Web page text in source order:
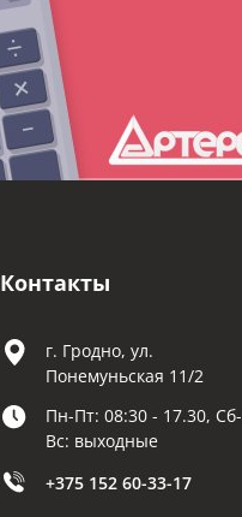
Контакты
г. Гродно, ул.
Понемуньская 11/2
Пн-Пт: 08:30 - 17.30, Сб-
Вс: выходные
+375 152 60-33-17